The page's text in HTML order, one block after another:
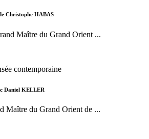
Christophe HABAS
Maître du Grand Orient ...
contemporaine
Daniel KELLER
Maître du Grand Orient de ...